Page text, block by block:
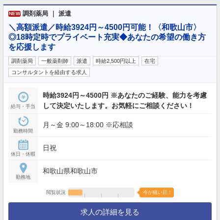
NEW 調剤薬局 ｜ 派遣
＼高額派遣／時給3924円～4500円可能！〈和歌山市〉
◎18時定時でプライベート充実◆あなたの希望の働き方
を応援します
調剤薬局 一般薬剤師 派遣 時給2,500円以上
在宅
コンサルタントを経由する求人
給与・手当
時給3924円～4500円 ※あなたのご経験、能力を考慮
して決定いたします。お気軽にご相談ください！
勤務時間
月～金 9:00～18:00 ※応相談
休日・休暇
日祝
勤務地
和歌山県和歌山市
閲覧状況 今が狙い目！
求人の詳細を見る